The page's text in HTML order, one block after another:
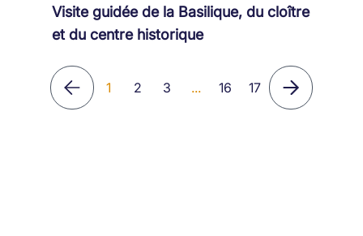
Visite guidée de la Basilique, du cloître
et du centre historique
1 2 3 ... 16 17